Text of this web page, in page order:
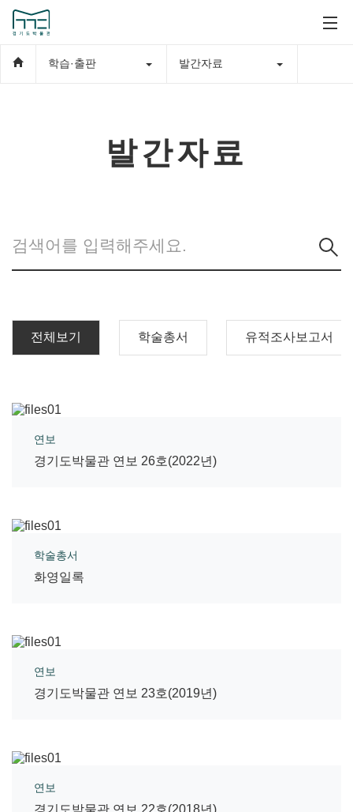
학습·출판 발간자료
발간자료
전체보기 학술총서 유적조사보고서
연보
경기도박물관 연보 26호(2022년)
학술총서
화영일록
연보
경기도박물관 연보 23호(2019년)
연보
경기도박물관 연보 22호(2018년)